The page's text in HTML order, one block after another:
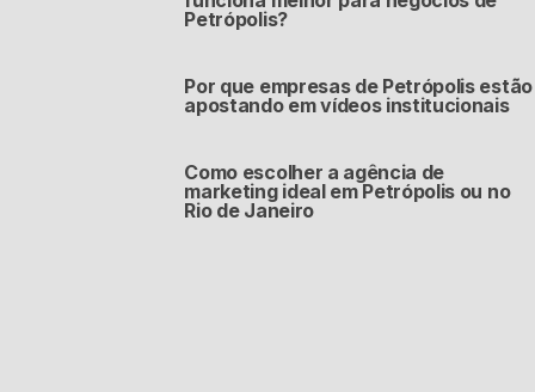
Petrópolis?
Por que empresas de Petrópolis estão
apostando em vídeos institucionais
Como escolher a agência de
marketing ideal em Petrópolis ou no
Rio de Janeiro